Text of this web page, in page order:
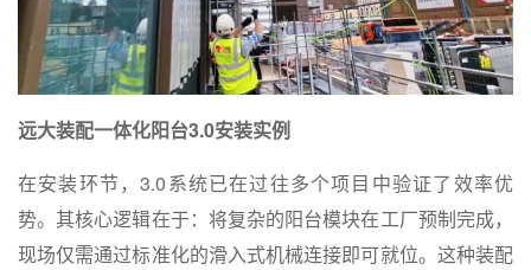
远大装配一体化阳台3.0安装实例
在安装环节，3.0系统已在过往多个项目中验证了效率优
势。其核心逻辑在于：将复杂的阳台模块在工厂预制完成，
现场仅需通过标准化的滑入式机械连接即可就位。这种装配